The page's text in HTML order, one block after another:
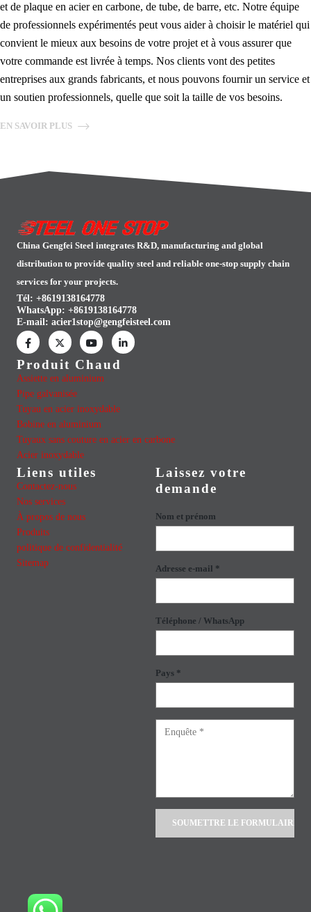
et de plaque en acier en carbone, de tube, de barre, etc. Notre équipe
de professionnels expérimentés peut vous aider à choisir le matériel qui
convient le mieux aux besoins de votre projet et à vous assurer que
votre commande est livrée à temps. Nos clients vont des petites
entreprises aux grands fabricants, et nous pouvons fournir un service et
un soutien professionnels, quelle que soit la taille de vos besoins.
EN SAVOIR PLUS
China Gengfei Steel integrates R&D, manufacturing and global
distribution to provide quality steel and reliable one-stop supply chain
services for your projects.
Tél: +8619138164778
WhatsApp: +8619138164778
E-mail: acier1stop@gengfeisteel.com
Produit Chaud
Assiette en aluminium
Pipe galvanisée
Tuyau en acier inoxydable
Bobine en aluminium
Tuyaux sans couture en acier en carbone
Acier inoxydable
Liens utiles
Contactez-nous
Nos services
À propos de nous
Produits
politique de confidentialité
Sitemap
Laissez votre
demande
Nom et prénom
Adresse e-mail *
Téléphone / WhatsApp
Pays *